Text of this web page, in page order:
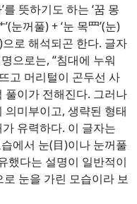
를 뜻하기도 하는 ‘꿈 몽
눈꺼풀) + ‘눈 목罒’(눈)
)으로 해석되곤 한다. 글자
으로는, “침대에 누워
고 머리털이 곤두선 사
풀이가 전해진다. 그러나
의미부이고, 생략된 형태
가 유력하다. 이 글자는
에서 눈(目)이나 눈꺼풀
했다는 설명이 일반적이
눈을 가린 모습이라 보